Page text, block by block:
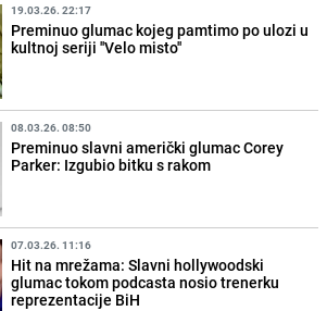
19.03.26. 22:17
Preminuo glumac kojeg pamtimo po ulozi u
kultnoj seriji ''Velo misto''
08.03.26. 08:50
Preminuo slavni američki glumac Corey
Parker: Izgubio bitku s rakom
07.03.26. 11:16
Hit na mrežama: Slavni hollywoodski
glumac tokom podcasta nosio trenerku
reprezentacije BiH